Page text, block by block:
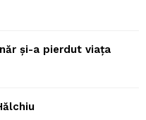
și-a pierdut viața